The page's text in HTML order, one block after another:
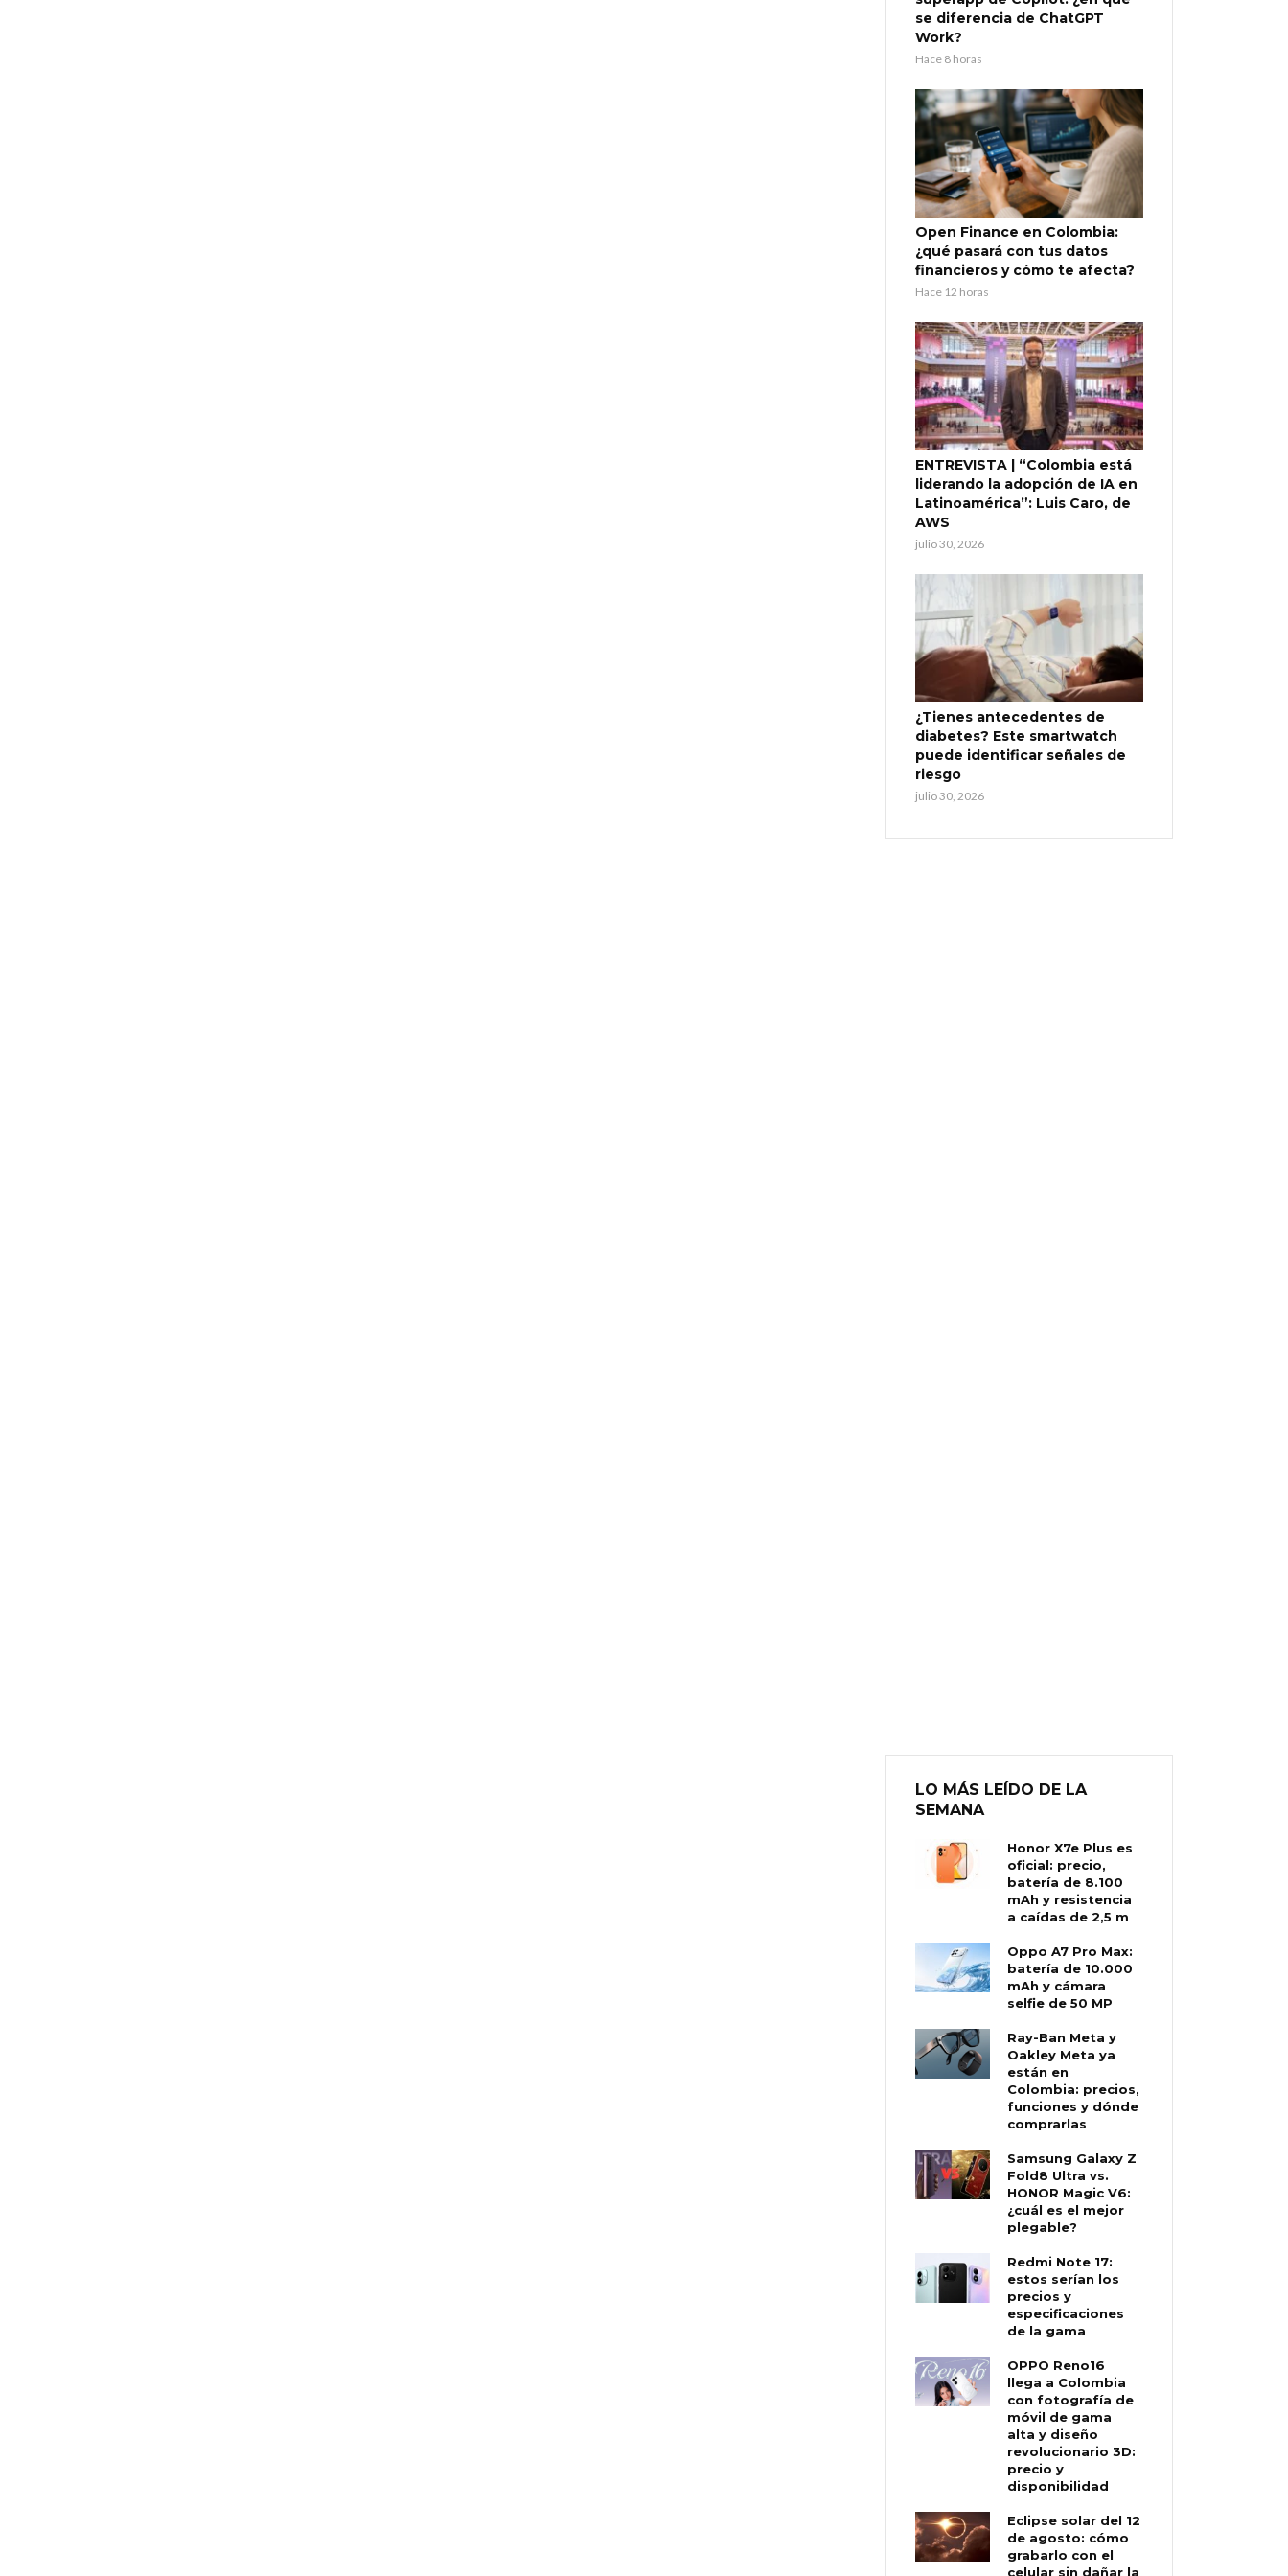
se diferencia de ChatGPT
Work?
Hace 8 horas
Open Finance en Colombia:
¿qué pasará con tus datos
financieros y cómo te afecta?
Hace 12 horas
ENTREVISTA | “Colombia está
liderando la adopción de IA en
Latinoamérica”: Luis Caro, de
AWS
julio 30, 2026
¿Tienes antecedentes de
diabetes? Este smartwatch
puede identificar señales de
riesgo
julio 30, 2026
LO MÁS LEÍDO DE LA
SEMANA
Honor X7e Plus es
oficial: precio,
batería de 8.100
mAh y resistencia
a caídas de 2,5 m
Oppo A7 Pro Max:
batería de 10.000
mAh y cámara
selfie de 50 MP
Ray-Ban Meta y
Oakley Meta ya
están en
Colombia: precios,
funciones y dónde
comprarlas
Samsung Galaxy Z
Fold8 Ultra vs.
HONOR Magic V6:
¿cuál es el mejor
plegable?
Redmi Note 17:
estos serían los
precios y
especificaciones
de la gama
OPPO Reno16
llega a Colombia
con fotografía de
móvil de gama
alta y diseño
revolucionario 3D:
precio y
disponibilidad
Eclipse solar del 12
de agosto: cómo
grabarlo con el
celular sin dañar la